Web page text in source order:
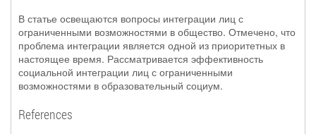
В статье освещаются вопросы интеграции лиц с
ограниченными возможностями в общество. Отмечено, что
проблема интеграции является одной из приоритетных в
настоящее время. Рассматривается эффективность
социальной интеграции лиц с ограниченными
возможностями в образовательный социум.
References